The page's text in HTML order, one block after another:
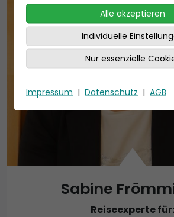
Sabine
Reiseexperte für:
Alle akzeptieren
Individuelle
Nur essenzielle
Impressum | Datenschutz | AGB